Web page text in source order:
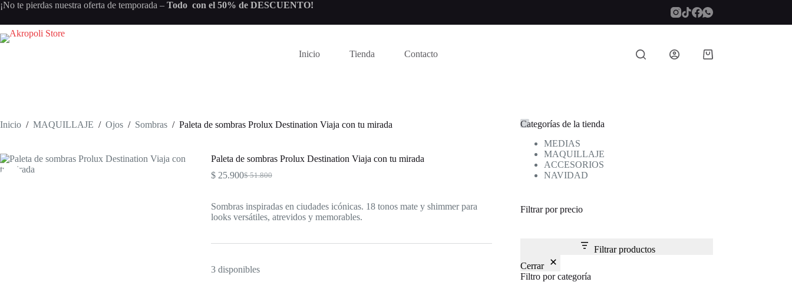
Saltar
contenido
¡No te pierdas nuestra oferta de temporada – Todo con el 50% de DESCUENTO!
Inicio Tienda Contacto
Carro
Inicio / MAQUILLAJE / Ojos / Sombras / Paleta de sombras Prolux Destination Viaja con tu mirada
Paleta de sombras Prolux Destination Viaja con tu mirada
$51.800
Original
was:
$ 51.800.
$25.900Current
is:
$ 25.900.
Sombras inspiradas en ciudades icónicas. 18 tonos mate y shimmer para
looks versátiles, atrevidos y memorables.
3 disponibles
Categorías de la tienda
MEDIAS
MAQUILLAJE
ACCESORIOS
NAVIDAD
Filtrar por precio
Filtrar productos
Cerrar
Filtro por categoría